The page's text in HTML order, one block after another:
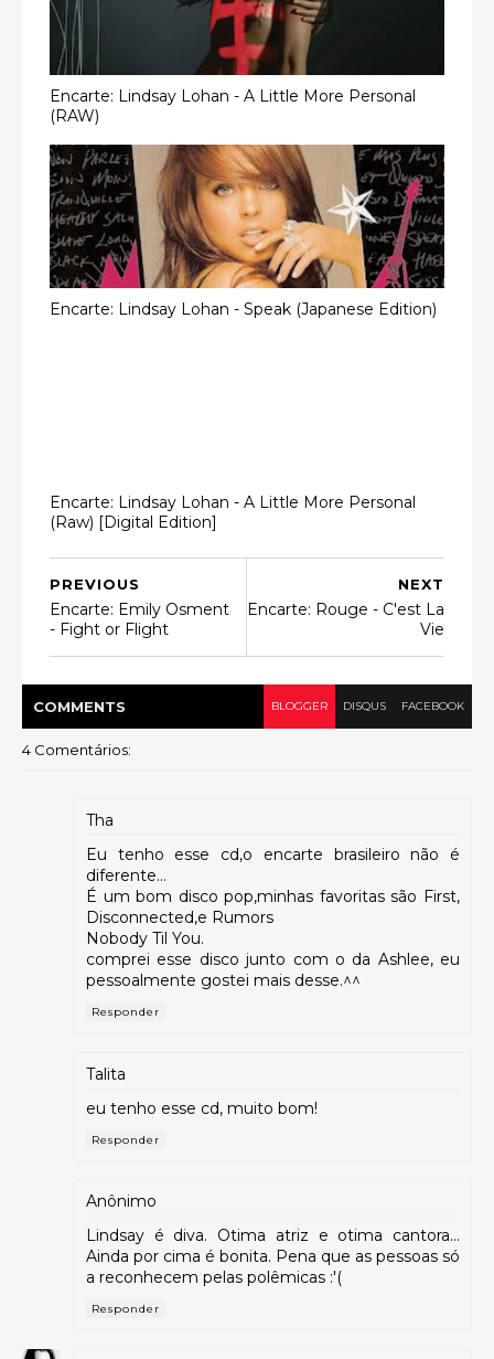
Encarte: Lindsay Lohan - A Little More Personal
(RAW)
Encarte: Lindsay Lohan - Speak (Japanese Edition)
Encarte: Lindsay Lohan - A Little More Personal
(Raw) [Digital Edition]
NEXT
Encarte: Rouge - C'est La
Vie
PREVIOUS
Encarte: Emily Osment
- Fight or Flight
COMMENTS BLOGGER DISQUS FACEBOOK
4 Comentários:
Tha
Eu tenho esse cd,o encarte brasileiro não é
diferente...
É um bom disco pop,minhas favoritas são First,
Disconnected,e Rumors
Nobody Til You.
comprei esse disco junto com o da Ashlee, eu
pessoalmente gostei mais desse.^^
Responder
Talita
eu tenho esse cd, muito bom!
Responder
Anônimo
Lindsay é diva. Otima atriz e otima cantora...
Ainda por cima é bonita. Pena que as pessoas só
a reconhecem pelas polêmicas :'(
Responder